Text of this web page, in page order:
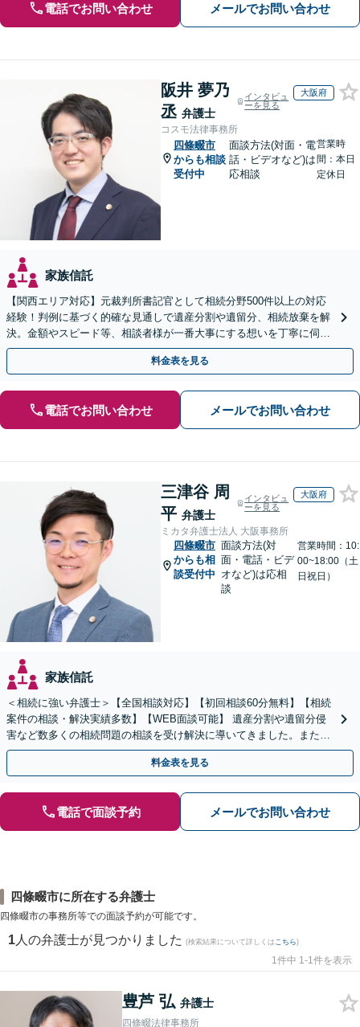
電話でお問い合わせ メールでお問い合わせ
阪井 夢乃
丞 弁護士
インタビュ
ーを見る
大阪府
コスモ法律事務所
四條畷市
からも相談
受付中
面談方法(対面・電
話・ビデオなど)は
応相談
営業時
間：本日
定休日
家族信託
【関西エリア対応】元裁判所書記官として相続分野500件以上の対応
経験！判例に基づく的確な見通しで遺産分割や遺留分、相続放棄を解
決。金額やスピード等、相談者様が一番大事にする想いを丁寧に伺い
最善の解決策を提案【WEB面談可】
料金表を見る
電話でお問い合わせ メールでお問い合わせ
三津谷 周
平 弁護士
インタビュ
ーを見る
大阪府
ミカタ弁護士法人 大阪事務所
四條畷市
からも相
談受付中
面談方法(対
面・電話・ビデ
オなど)は応相
談
営業時間：10:
00~18:00（土
日祝日）
家族信託
＜相続に強い弁護士＞【全国相談対応】【初回相談60分無料】【相続
案件の相談・解決実績多数】【WEB面談可能】 遺産分割や遺留分侵
害など数多くの相続問題の相談を受け解決に導いてきました。また、
過去に１００件超の遺言作成のお手伝いをしました。
料金表を見る
電話で面談予約 メールでお問い合わせ
四條畷市に所在する弁護士
四條畷市の事務所等での面談予約が可能です。
1 人の弁護士が見つかりました (検索結果について詳しくは こちら)
1件中 1-1件を表示
豊芦 弘 弁護士
四條畷法律事務所